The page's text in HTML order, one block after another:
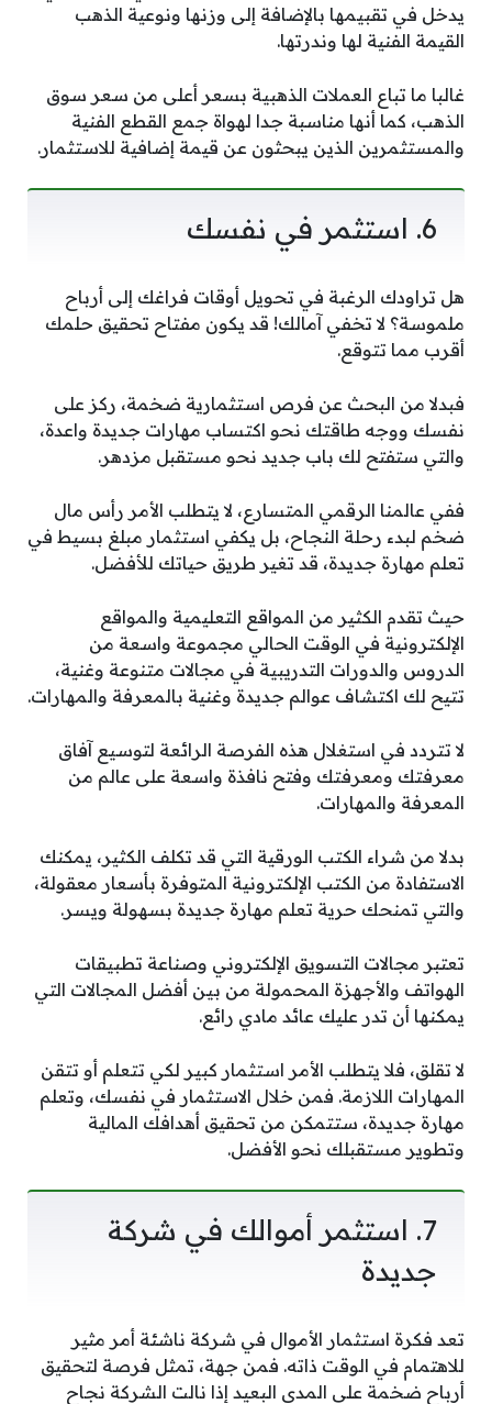
يدخل في تقبيمها بالإضافة إلى وزنها ونوعية الذهب
القيمة الفنية لها وندرتها.
غالبا ما تباع العملات الذهبية بسعر أعلى من سعر سوق
الذهب، كما أنها مناسبة جدا لهواة جمع القطع الفنية
والمستثمرين الذين يبحثون عن قيمة إضافية للاستثمار.
6. استثمر في نفسك
هل تراودك الرغبة في تحويل أوقات فراغك إلى أرباح
ملموسة؟ لا تخفي آمالك! قد يكون مفتاح تحقيق حلمك
أقرب مما تتوقع.
فبدلا من البحث عن فرص استثمارية ضخمة، ركز على
نفسك ووجه طاقتك نحو اكتساب مهارات جديدة واعدة،
والتي ستفتح لك باب جديد نحو مستقبل مزدهر.
ففي عالمنا الرقمي المتسارع، لا يتطلب الأمر رأس مال
ضخم لبدء رحلة النجاح، بل يكفي استثمار مبلغ بسيط في
تعلم مهارة جديدة، قد تغير طريق حياتك للأفضل.
حيث تقدم الكثير من المواقع التعليمية والمواقع
الإلكترونية في الوقت الحالي مجموعة واسعة من
الدروس والدورات التدريبية في مجالات متنوعة وغنية،
تتيح لك اكتشاف عوالم جديدة وغنية بالمعرفة والمهارات.
لا تتردد في استغلال هذه الفرصة الرائعة لتوسيع آفاق
معرفتك ومعرفتك وفتح نافذة واسعة على عالم من
المعرفة والمهارات.
بدلا من شراء الكتب الورقية التي قد تكلف الكثير، يمكنك
الاستفادة من الكتب الإلكترونية المتوفرة بأسعار معقولة،
والتي تمنحك حرية تعلم مهارة جديدة بسهولة ويسر.
تعتبر مجالات التسويق الإلكتروني وصناعة تطبيقات
الهواتف والأجهزة المحمولة من بين أفضل المجالات التي
يمكنها أن تدر عليك عائد مادي رائع.
لا تقلق، فلا يتطلب الأمر استثمار كبير لكي تتعلم أو تتقن
المهارات اللازمة. فمن خلال الاستثمار في نفسك، وتعلم
مهارة جديدة، ستتمكن من تحقيق أهدافك المالية
وتطوير مستقبلك نحو الأفضل.
7. استثمر أموالك في شركة
جديدة
تعد فكرة استثمار الأموال في شركة ناشئة أمر مثير
للاهتمام في الوقت ذاته. فمن جهة، تمثل فرصة لتحقيق
أرباح ضخمة على المدى البعيد إذا نالت الشركة نجاح